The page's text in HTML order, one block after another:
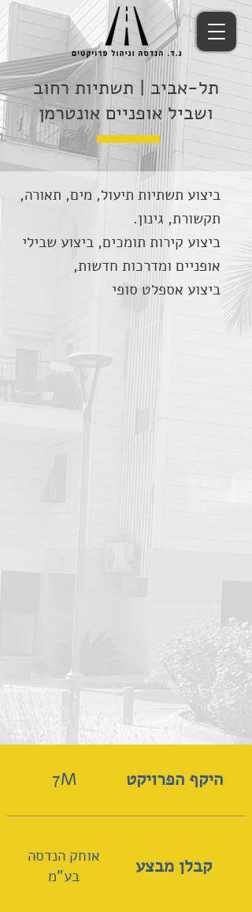
תל-אביב | תשתיות רחוב
ושביל אופניים אונטרמן
ביצוע תשתיות תיעול, מים, תאורה,
תקשורת, גינון.
ביצוע קירות תומכים, ביצוע שבילי
אופניים ומדרכות חדשות,
ביצוע אספלט סופי
7M היקף הפרויקט
אוחק הנדסה
בע"מ
קבלן מבצע